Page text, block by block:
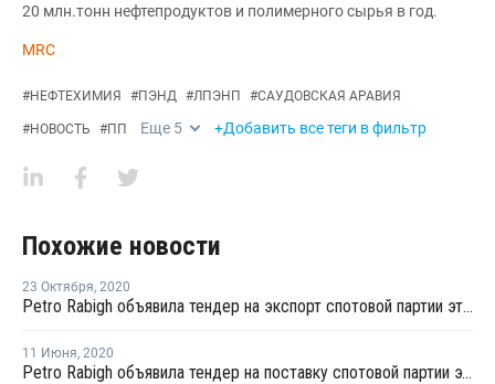
20 млн.тонн нефтепродуктов и полимерного сырья в год.
MRC
#НЕФТЕХИМИЯ #ПЭНД #ЛПЭНП #САУДОВСКАЯ АРАВИЯ
#НОВОСТЬ #ПП Еще 5 +Добавить все теги в фильтр
Похожие новости
23 Октября, 2020
Petro Rabigh объявила тендер на экспорт спотовой партии этилена с отгрузкой в первой половине ноября
11 Июня, 2020
Petro Rabigh объявила тендер на поставку спотовой партии этилена с отгрузкой в конце июня